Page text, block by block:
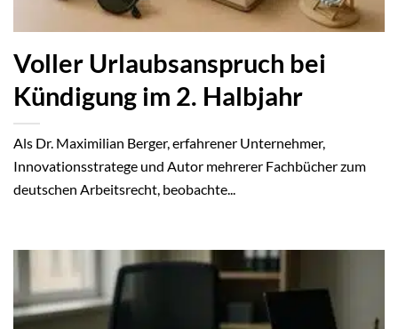
Voller Urlaubsanspruch bei
Kündigung im 2. Halbjahr
Als Dr. Maximilian Berger, erfahrener Unternehmer,
Innovationsstratege und Autor mehrerer Fachbücher zum
deutschen Arbeitsrecht, beobachte...